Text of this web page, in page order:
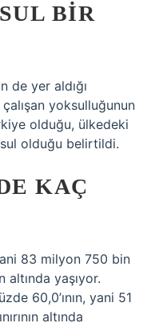
BIR
de yer aldığı
yoksulluğunun
olduğu, ülkedeki
olduğu belirtildi.
KAÇ
83 milyon 750 bin
altında yaşıyor.
60,0’ının, yani 51
altında